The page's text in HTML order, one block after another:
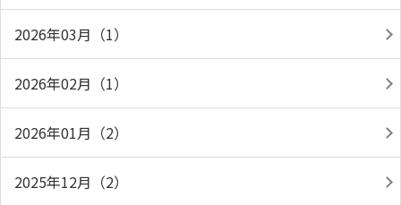
2026年03月（1）
2026年02月（1）
2026年01月（2）
2025年12月（2）